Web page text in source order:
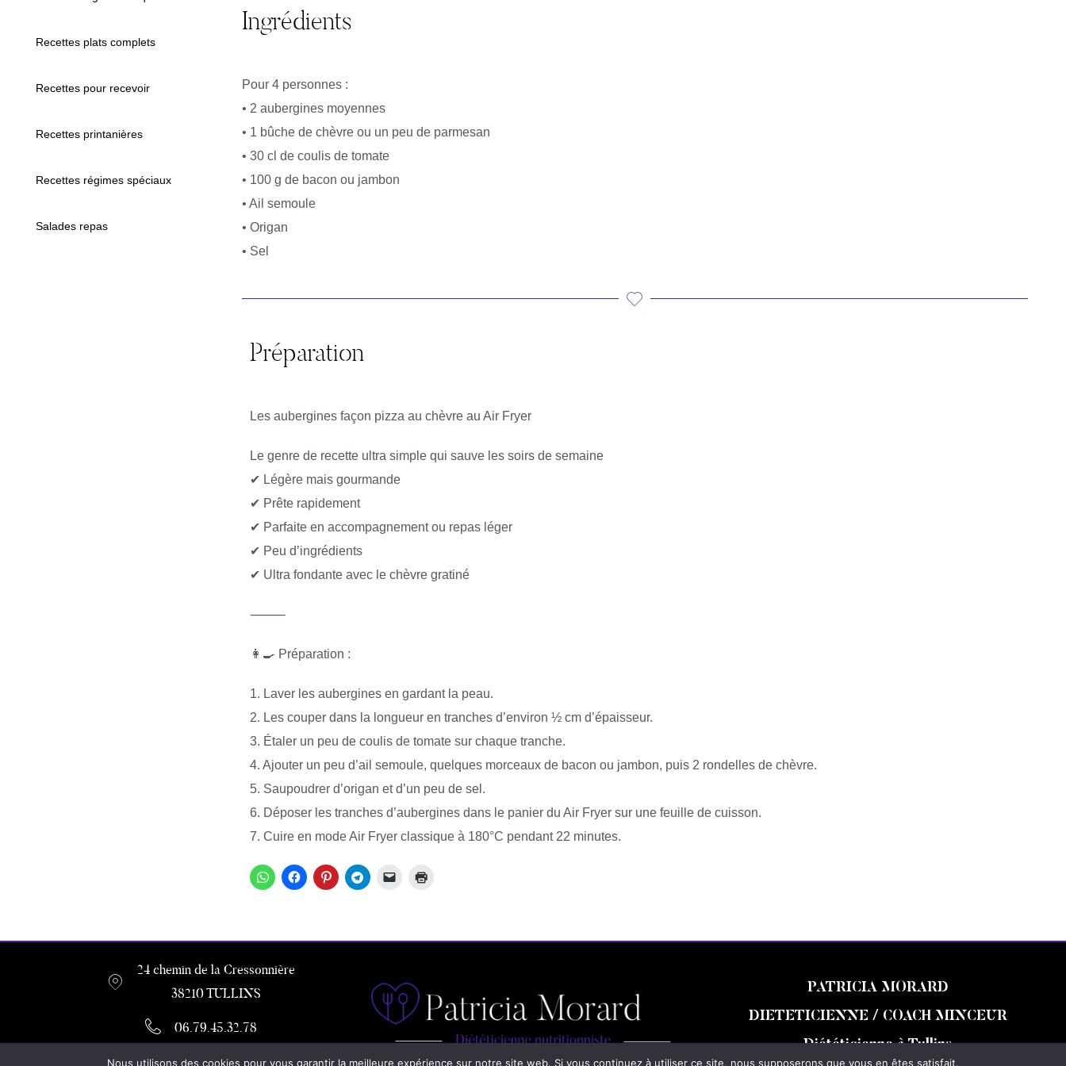
Recettes plats complets
Recettes pour recevoir
Recettes printanières
Recettes régimes spéciaux
Salades repas
Ingrédients
Pour 4 personnes :
• 2 aubergines moyennes
• 1 bûche de chèvre ou un peu de parmesan
• 30 cl de coulis de tomate
• 100 g de bacon ou jambon
• Ail semoule
• Origan
• Sel
Préparation
Les aubergines façon pizza au chèvre au Air Fryer
Le genre de recette ultra simple qui sauve les soirs de semaine
✔ Légère mais gourmande
✔ Prête rapidement
✔ Parfaite en accompagnement ou repas léger
✔ Peu d’ingrédients
✔ Ultra fondante avec le chèvre gratiné
⸻
👩‍🍳 Préparation :
1. Laver les aubergines en gardant la peau.
2. Les couper dans la longueur en tranches d’environ ½ cm d’épaisseur.
3. Étaler un peu de coulis de tomate sur chaque tranche.
4. Ajouter un peu d’ail semoule, quelques morceaux de bacon ou jambon, puis 2 rondelles de chèvre.
5. Saupoudrer d’origan et d’un peu de sel.
6. Déposer les tranches d’aubergines dans le panier du Air Fryer sur une feuille de cuisson.
7. Cuire en mode Air Fryer classique à 180°C pendant 22 minutes.
24 chemin de la Cressonnière
38210 TULLINS
06.79.45.32.78
Formulaire de contact
PATRICIA MORARD
DIETETICIENNE / COACH MINCEUR
Diététicienne à Tullins
Nous utilisons des cookies pour vous garantir la meilleure expérience sur notre site web. Si vous continuez à utiliser ce site, nous supposerons que vous en êtes satisfait.